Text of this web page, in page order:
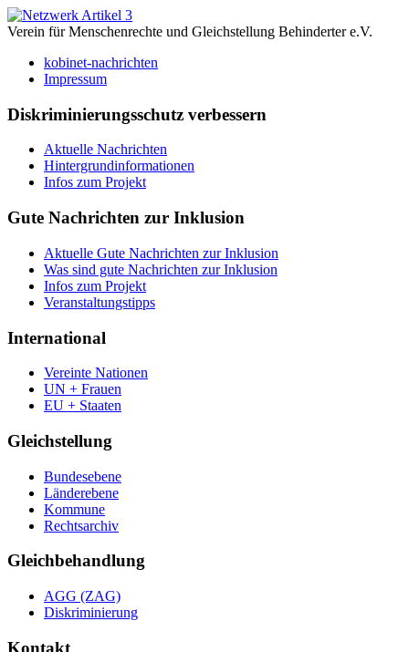
Verein für Menschenrechte und Gleichstellung Behinderter e.V.
kobinet-nachrichten
Impressum
Diskriminierungsschutz verbessern
Aktuelle Nachrichten
Hintergrundinformationen
Infos zum Projekt
Gute Nachrichten zur Inklusion
Aktuelle Gute Nachrichten zur Inklusion
Was sind gute Nachrichten zur Inklusion
Infos zum Projekt
Veranstaltungstipps
International
Vereinte Nationen
UN + Frauen
EU + Staaten
Gleichstellung
Bundesebene
Länderebene
Kommune
Rechtsarchiv
Gleichbehandlung
AGG (ZAG)
Diskriminierung
Kontakt